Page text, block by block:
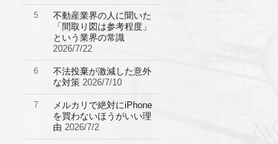
5
不動産業界の人に聞いた
「間取り図は参考程度」
という業界の常識
2026/7/22
6
不法投棄が激減した意外
な対策 2026/7/10
7
メルカリで絶対にiPhone
を買わないほうがいい理
由 2026/7/2